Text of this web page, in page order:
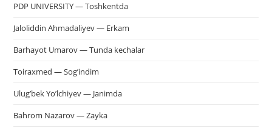
PDP UNIVERSITY — Toshkentda
Jaloliddin Ahmadaliyev — Erkam
Barhayot Umarov — Tunda kechalar
Toiraxmed — Sog’indim
Ulug’bek Yo’lchiyev — Janimda
Bahrom Nazarov — Zayka